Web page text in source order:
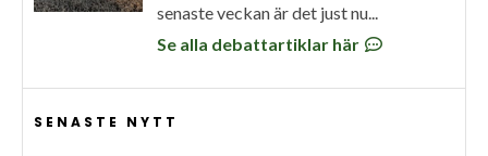
senaste veckan är det just nu...
Se alla debattartiklar här
SENASTE NYTT